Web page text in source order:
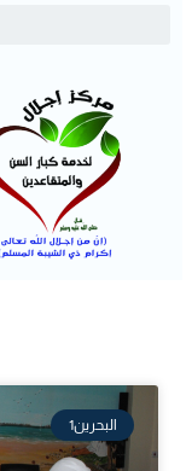
البحرين1